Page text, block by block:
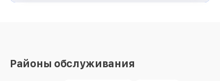
Районы обслуживания